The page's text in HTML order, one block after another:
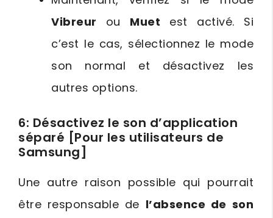
Vibreur ou Muet est activé. Si
c’est le cas, sélectionnez le mode
son normal et désactivez les
autres options.
6: Désactivez le son d’application
séparé [Pour les utilisateurs de
Samsung]
Une autre raison possible qui pourrait
être responsable de l’absence de son